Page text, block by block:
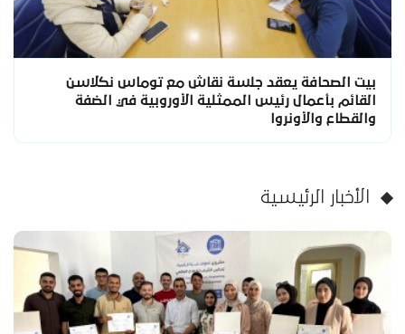
بيت الصحافة يعقد جلسة نقاش مع توماس نكلاسن
القائم بأعمال رئيس الممثلية الأوروبية في الضفة
والقطاع والأونروا
الأخبار الرئيسية